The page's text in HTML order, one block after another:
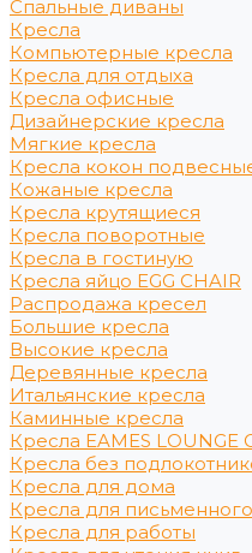
Спальные диваны
Кресла
Компьютерные кресла
Кресла для отдыха
Кресла офисные
Дизайнерские кресла
Мягкие кресла
Кресла кокон
Кожаные кресла
Кресла крутящиеся
Кресла поворотные
Кресла в гостиную
Кресла яйцо EGG CHAIR
Распродажа кресел
Большие кресла
Высокие кресла
Деревянные кресла
Итальянские кресла
Каминные кресла
Кресла EAMES LOUNGE
Кресла без
Кресла для дома
Кресла для
Кресла для работы